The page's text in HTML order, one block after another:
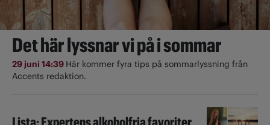
Det här lyssnar vi på i sommar
29 juni 14:39 Här kommer fyra tips på sommarlyssning från
Accents redaktion.